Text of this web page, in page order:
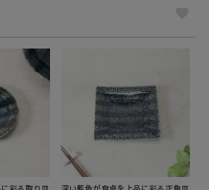
彩る取り皿 深い藍色が食卓を上品に彩る正角皿